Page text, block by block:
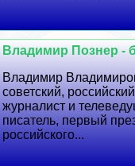
Владимир Познер -
Владимир
советский,
журналист и
писатель, первый
российского...